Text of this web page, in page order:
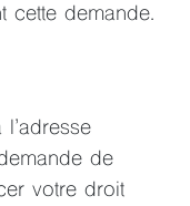
cette demande.
de
votre droit